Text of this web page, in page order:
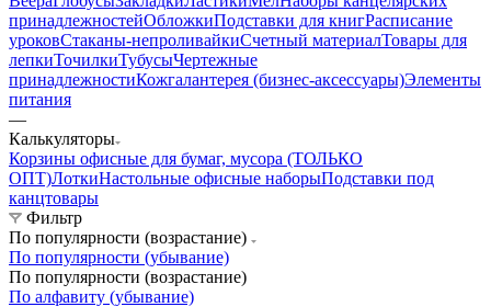
принадлежностейОбложкиПодставки для книгРасписание
уроковСтаканы-непроливайкиСчетный материалТовары для
лепкиТочилкиТубусыЧертежные
принадлежностиКожгалантерея (бизнес-аксессуары)Элементы
питания
—
Калькуляторы
Корзины офисные для бумаг, мусора (ТОЛЬКО
ОПТ)ЛоткиНастольные офисные наборыПодставки под
канцтовары
Фильтр
По популярности (возрастание)
По популярности (убывание)
По популярности (возрастание)
По алфавиту (убывание)